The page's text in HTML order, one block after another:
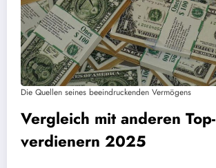
Die Quellen seines beeindruckenden Vermögens
Vergleich mit anderen Top-
verdienern 2025